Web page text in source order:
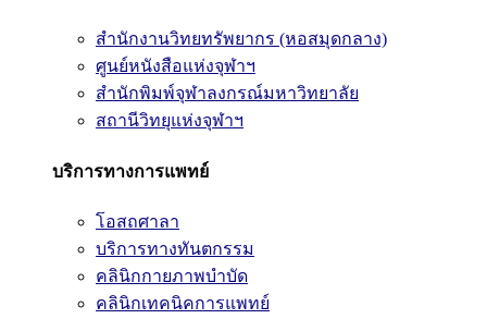
สำนักงานวิทยทรัพยากร (หอสมุดกลาง)
ศูนย์หนังสือแห่งจุฬาฯ
สำนักพิมพ์จุฬาลงกรณ์มหาวิทยาลัย
สถานีวิทยุแห่งจุฬาฯ
บริการทางการแพทย์
โอสถศาลา
บริการทางทันตกรรม
คลินิกกายภาพบำบัด
คลินิกเทคนิคการแพทย์